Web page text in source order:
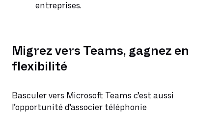
entreprises.
Migrez vers Teams, gagnez en
flexibilité
Basculer vers Microsoft Teams c’est aussi
l’opportunité d’associer téléphonie